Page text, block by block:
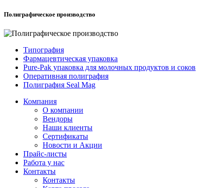
Полиграфическое производство
Типография
Фармацевтическая упаковка
Pure-Pak упаковка для молочных продуктов и соков
Оперативная полиграфия
Полиграфия Seal Mag
Компания
О компании
Вендоры
Наши клиенты
Сертификаты
Новости и Акции
Прайс-листы
Работа у нас
Контакты
Контакты